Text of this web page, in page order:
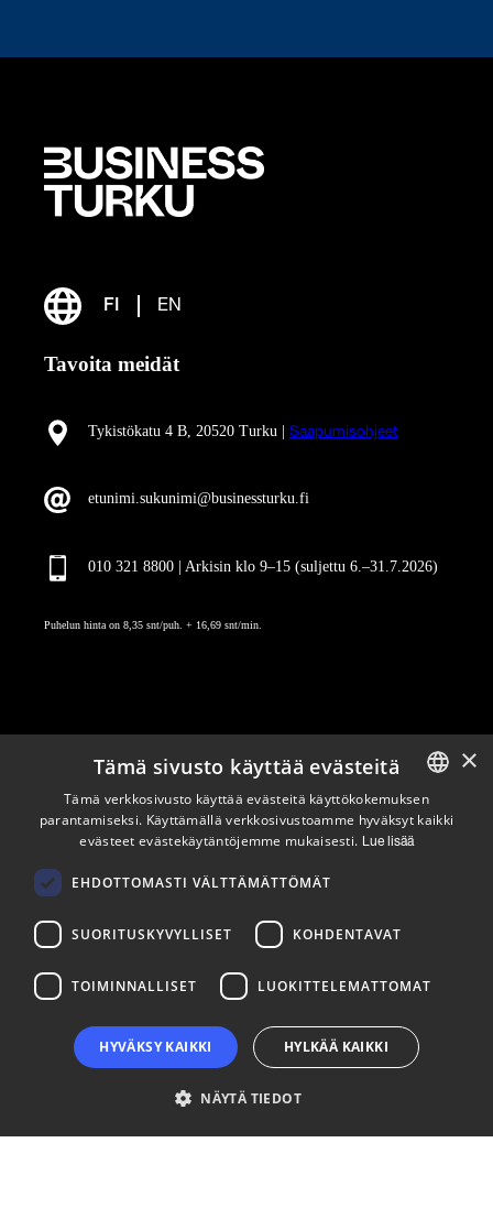
FI EN
Tavoita meidät
Tykistökatu 4 B, 20520 Turku | Saapumisohjeet
etunimi.sukunimi@businessturku.fi
010 321 8800 | Arkisin klo 9–15 (suljettu 6.–31.7.2026)
Puhelun hinta on 8,35 snt/puh. + 16,69 snt/min.
Pysy ajan tasalla
Tilaa uutiskirjeemme
Seuraa meitä
LinkedIn Facebook Instagram
ENGLISH
×
Tämä sivusto käyttää evästeitä
Tämä verkkosivusto käyttää evästeitä käyttökokemuksen
parantamiseksi. Käyttämällä verkkosivustoamme hyväksyt kaikki
evästeet evästekäytäntöjemme mukaisesti. Lue lisää
EHDOTTOMASTI VÄLTTÄMÄTTÖMÄT
SUORITUSKYVYLLISET KOHDENTAVAT
TOIMINNALLISET LUOKITTELEMATTOMAT
HYVÄKSY KAIKKI HYLKÄÄ KAIKKI
NÄYTÄ TIEDOT